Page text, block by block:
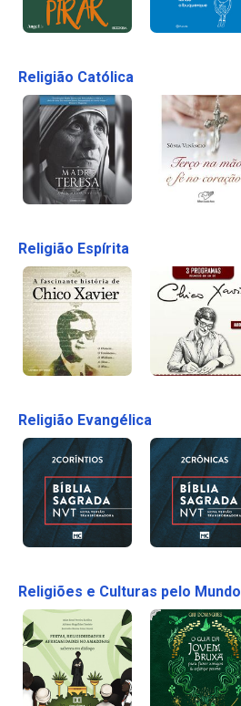
Religião Católica
Religião Espírita
Religião Evangélica
Religiões e Culturas pelo Mundo